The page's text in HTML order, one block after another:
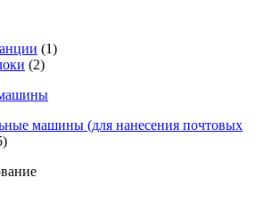
(1)
(2)
машины (для нанесения почтовых